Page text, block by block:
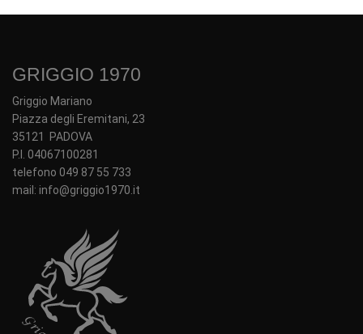
GRIGGIO 1970
Griggio Mariano
Piazza degli Eremitani, 23
35121 PADOVA
P.I. 04067100281
telefono 049 87 55 733
mail: info@griggio1970.it